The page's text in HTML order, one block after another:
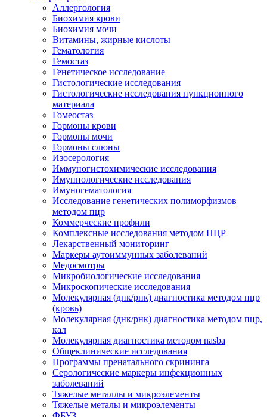
Аллергология
Биохимия крови
Биохимия мочи
Витамины, жирные кислоты
Гематология
Гемостаз
Генетическое исследование
Гистологические исследования
Гистологические исследования пункционного
материала
Гомеостаз
Гормоны крови
Гормоны мочи
Гормоны слюны
Изосерология
Иммуногистохимические исследования
Имуннологические исследования
Имуногематология
Исследование генетических полиморфизмов
методом пцр
Коммерческие профили
Комплексные исследования методом ПЦР
Лекарственный мониторинг
Маркеры аутоиммунных заболеваний
Медосмотры
Микробиологические исследования
Микроскопические исследования
Молекулярная (днк/рнк) диагностика методом пцр
(кровь)
Молекулярная (днк/рнк) диагностика методом пцр,
кал
Молекулярная диагностика методом nasba
Общеклинические исследования
Программы пренатального скрининга
Серологические маркеры инфекционных
заболеваний
Тяжелые металлы и микроэлементы
Тяжелые металы и микроэлементы